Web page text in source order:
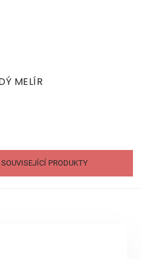
MELÍR
PRODUKTY